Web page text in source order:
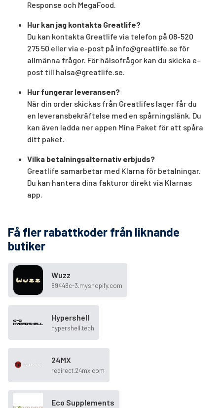
Response och MegaFood.
Hur kan jag kontakta Greatlife?
Du kan kontakta Greatlife via telefon på 08-520
275 50 eller via e-post på info@greatlife.se för
allmänna frågor. För hälsofrågor kan du skicka e-
post till halsa@greatlife.se.
Hur fungerar leveransen?
När din order skickas från Greatlifes lager får du
en leveransbekräftelse med en spårningslänk. Du
kan även ladda ner appen Mina Paket för att spåra
ditt paket.
Vilka betalningsalternativ erbjuds?
Greatlife samarbetar med Klarna för betalningar.
Du kan hantera dina fakturor direkt via Klarnas
app.
Få fler rabattkoder från liknande
butiker
Wuzz
89448c-3.myshopify.com
Hypershell
hypershell.tech
24MX
redirect.24mx.com
Eco Supplements